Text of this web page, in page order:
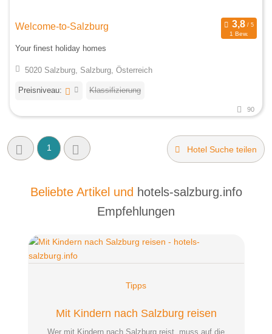
Welcome-to-Salzburg
1 Bew.
Your finest holiday homes
5020 Salzburg, Salzburg, Österreich
Preisniveau: Klassifizierung
90
1 Hotel Suche teilen
Beliebte Artikel und hotels-salzburg.info
Empfehlungen
Mit Kindern nach Salzburg reisen
Tipps
Wer mit Kindern nach Salzburg reist, muss auf die